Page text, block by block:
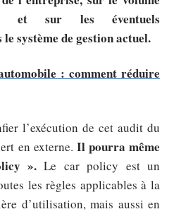
et sur les éventuels
système de gestion actuel.
: comment réduire
l’exécution de cet audit du
en externe. Il pourra même
».Le car policy est un
les règles applicables à la
d’utilisation, mais aussi en